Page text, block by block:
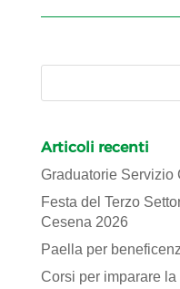
Articoli recenti
Graduatorie Servizio
Festa del Terzo
Cesena 2026
Paella per
Corsi per imparare